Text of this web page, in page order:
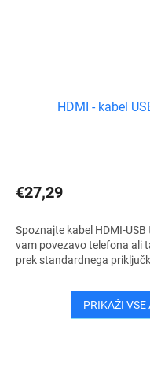
HDMI - kabel
€27,29
Spoznajte kabel HDMI-
vam povezavo telefona ali
prek standardnega
PRIKAŽI VSE